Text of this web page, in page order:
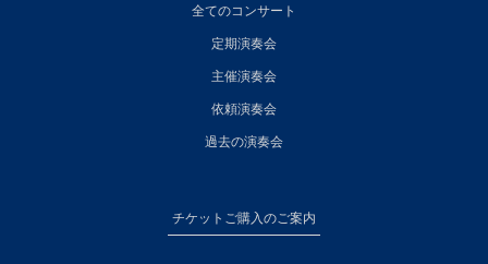
全てのコンサート
定期演奏会
主催演奏会
依頼演奏会
過去の演奏会
チケットご購入のご案内